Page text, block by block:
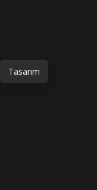
Tasarım